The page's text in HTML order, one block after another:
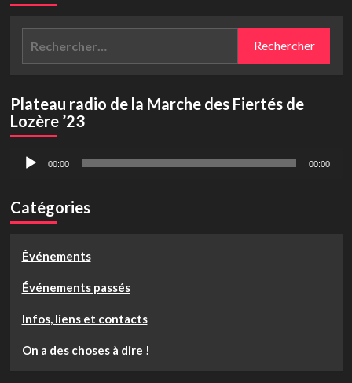
Plateau radio de la Marche des Fiertés de
Lozère ’23
Lecteur 00:00 00:00
Catégories
Événements
Événements passés
Infos, liens et contacts
On a des choses à dire !